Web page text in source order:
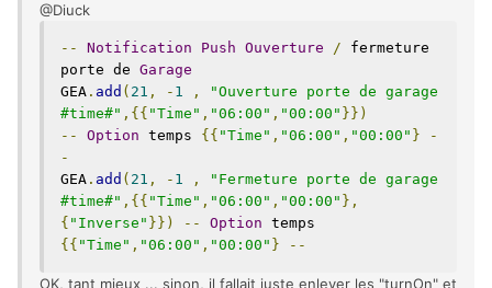
@Diuck
-- Notification Push Ouverture / fermeture
porte de Garage
GEA . add ( 21 , - 1 ,
"Ouverture porte de garage
#time#" ,{{ "Time" , "06:00" , "00:00" }})
--
Option temps {{ "Time" , "06:00" , "00:00" }
-
-
GEA . add ( 21 , - 1 ,
"Fermeture porte de garage
#time#" ,{{ "Time" , "06:00" , "00:00" },
{ "Inverse" }}) -- Option
{{ "Time" , "06:00" , "00:00" } --
OK, tant mieux ... sinon, il fallait juste enlever les "turnOn" et